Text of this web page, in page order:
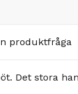
produktfråga
Det stora